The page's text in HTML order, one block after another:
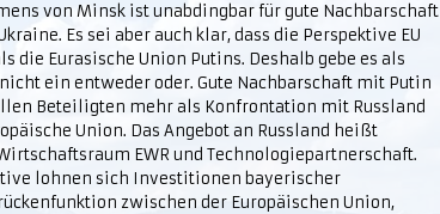
von Minsk ist unabdingbar für gute Nachbarschaft
Es sei aber auch klar, dass die Perspektive EU
die Eurasische Union Putins. Deshalb gebe es als
ein entweder oder. Gute Nachbarschaft mit Putin
Beteiligten mehr als Konfrontation mit Russland
Union. Das Angebot an Russland heißt
EWR und Technologiepartnerschaft.
lohnen sich Investitionen bayerischer
zwischen der Europäischen Union,